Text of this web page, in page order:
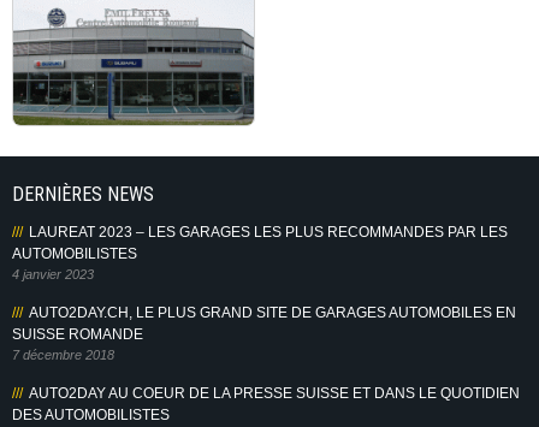
DERNIÈRES NEWS
LAUREAT 2023 – LES GARAGES LES PLUS RECOMMANDES PAR LES
AUTOMOBILISTES
4 janvier 2023
AUTO2DAY.CH, LE PLUS GRAND SITE DE GARAGES AUTOMOBILES EN
SUISSE ROMANDE
7 décembre 2018
AUTO2DAY AU COEUR DE LA PRESSE SUISSE ET DANS LE QUOTIDIEN
DES AUTOMOBILISTES